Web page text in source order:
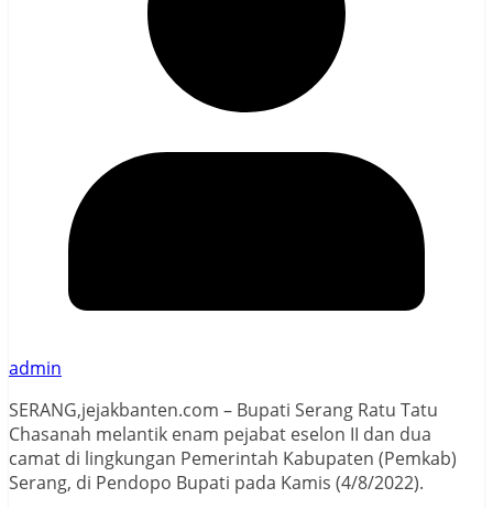
admin
SERANG,jejakbanten.com – Bupati Serang Ratu Tatu
Chasanah melantik enam pejabat eselon II dan dua
camat di lingkungan Pemerintah Kabupaten (Pemkab)
Serang, di Pendopo Bupati pada Kamis (4/8/2022).